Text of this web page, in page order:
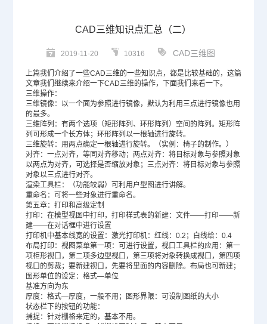
CAD三维知识点汇总（二）
2019-11-20 10316 CAD三维图
上篇我们介绍了一些CAD三维的一些知识点，都是比较基础的，这篇
文章我们继续来介绍一下CAD三维的操作，下面我们来看一下。
三维操作：
三维镜像：以一个面为参照进行镜像，默认为利用三点进行镜像也用
的最多。
三维阵列：有两个选项（矩形阵列、环形阵列）空间的阵列。矩形阵
列可形成一个长方体；环形阵列以一根轴进行旋转。
三维旋转：用两点确定一根轴进行旋转。（实例：椅子的制作。）
对齐：一点对齐，等同对齐移动；两点对齐：将目标对象与参照对象
以两点为对齐，可选择是否缩放对象；三点对齐：将目标对象与参照
对象以三点进行对齐。
渲染工具栏：（功能较弱）可利用户型图进行讲解。
重命名：可将一些对象进行重命名。
第五章：打印和高级定制
打印：在模型视图中打印，打印样式表的新建：文件——打印——新
建——在对话框中进行设置
打印机中基本线宽的设置：激光打印机：红线：0.2；白线给：0.4
布局打印：视图菜单第一项：可进行设置，视口工具栏的应用：第一
项柜形视口，第二项多边型视口，第三项将对象转换成视口，第四项
视口的剪裁；要新建视口，先要将里面的内容删除。布局也可新建；
图形单位的设定：格式—单位
基准方向为东
厚度：格式—厚度，一般不用；图形界限：可设制图纸的大小
状态栏下的按钮的功能：
捕捉：针对栅格来定的，基本不用。